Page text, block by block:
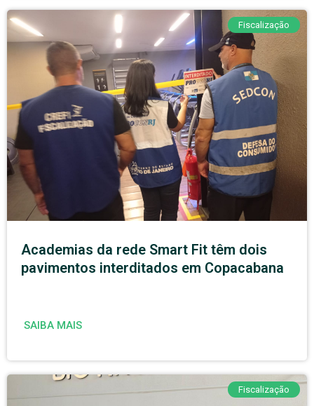
Fiscalização
Academias da rede Smart Fit têm dois
pavimentos interditados em Copacabana
SAIBA MAIS
Fiscalização